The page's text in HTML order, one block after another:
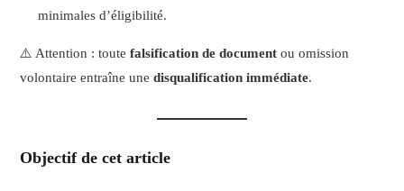
minimales d’éligibilité.
⚠️ Attention : toutefalsification de document ou omission
volontaire entraîne unedisqualification immédiate.
Objectif de cet article